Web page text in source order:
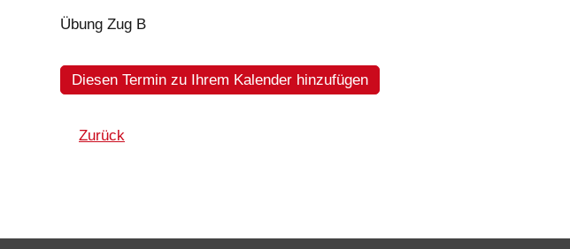
Übung Zug B
Diesen Termin zu Ihrem Kalender hinzufügen
Zurück